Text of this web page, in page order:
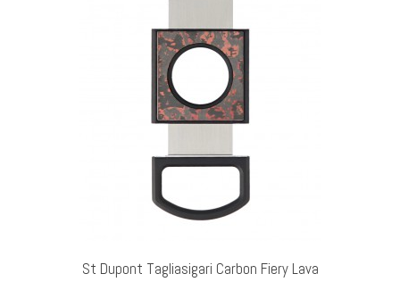
St Dupont Tagliasigari Carbon Fiery Lava